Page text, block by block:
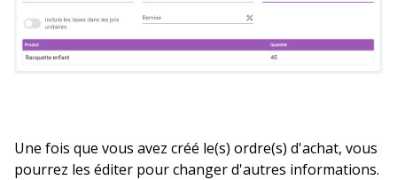
Une fois que vous avez créé le(s) ordre(s) d'achat, vous
pourrez les éditer pour changer d'autres informations.